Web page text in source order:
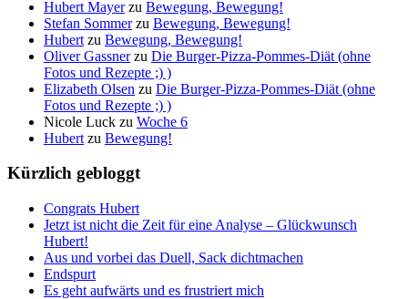
Hubert Mayerzu Bewegung, Bewegung!
Stefan Sommerzu Bewegung, Bewegung!
Hubert zu Bewegung, Bewegung!
Oliver Gassnerzu Die Burger-Pizza-Pommes-Diät (ohne
Fotos und Rezepte ;) )
Elizabeth Olsen zu Die Burger-Pizza-Pommes-Diät (ohne
Fotos und Rezepte ;) )
Nicole Luck zu Woche 6
Hubert zu Bewegung!
Kürzlich gebloggt
Congrats Hubert
Jetzt ist nicht die Zeit für eine Analyse – Glückwunsch
Hubert!
Aus und vorbei das Duell, Sack dichtmachen
Endspurt
Es geht aufwärts und es frustriert mich